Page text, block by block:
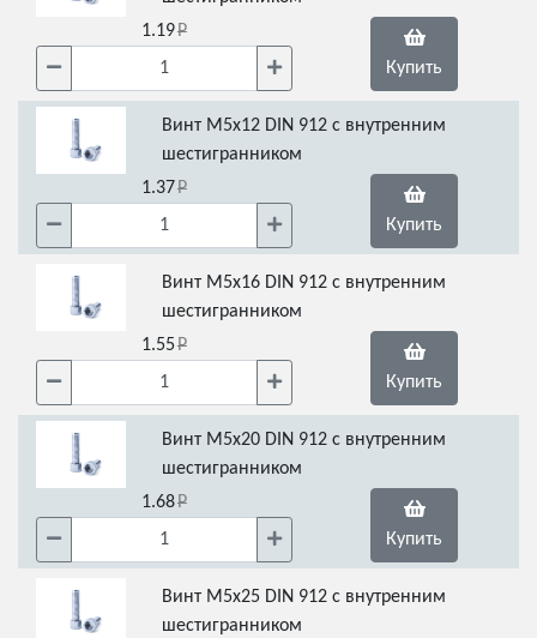
1.19
Купить
Винт М5х12 DIN 912 с внутренним
шестигранником
1.37
Купить
Винт М5х16 DIN 912 с внутренним
шестигранником
1.55
Купить
Винт М5х20 DIN 912 с внутренним
шестигранником
1.68
Купить
Винт М5х25 DIN 912 с внутренним
шестигранником